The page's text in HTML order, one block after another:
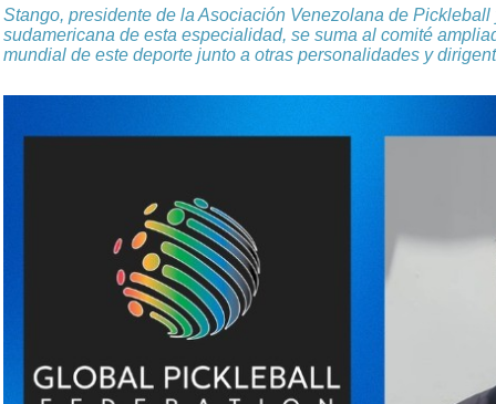
Stango, presidente de la Asociación Venezolana de Pickleball
sudamericana de esta especialidad, se suma al comité
mundial de este deporte junto a otras personalidades y